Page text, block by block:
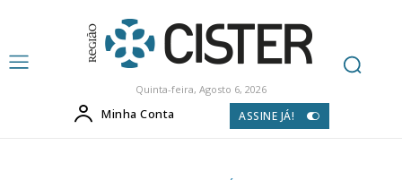
Quinta-feira, Agosto 6, 2026
Minha Conta ASSINE JÁ!